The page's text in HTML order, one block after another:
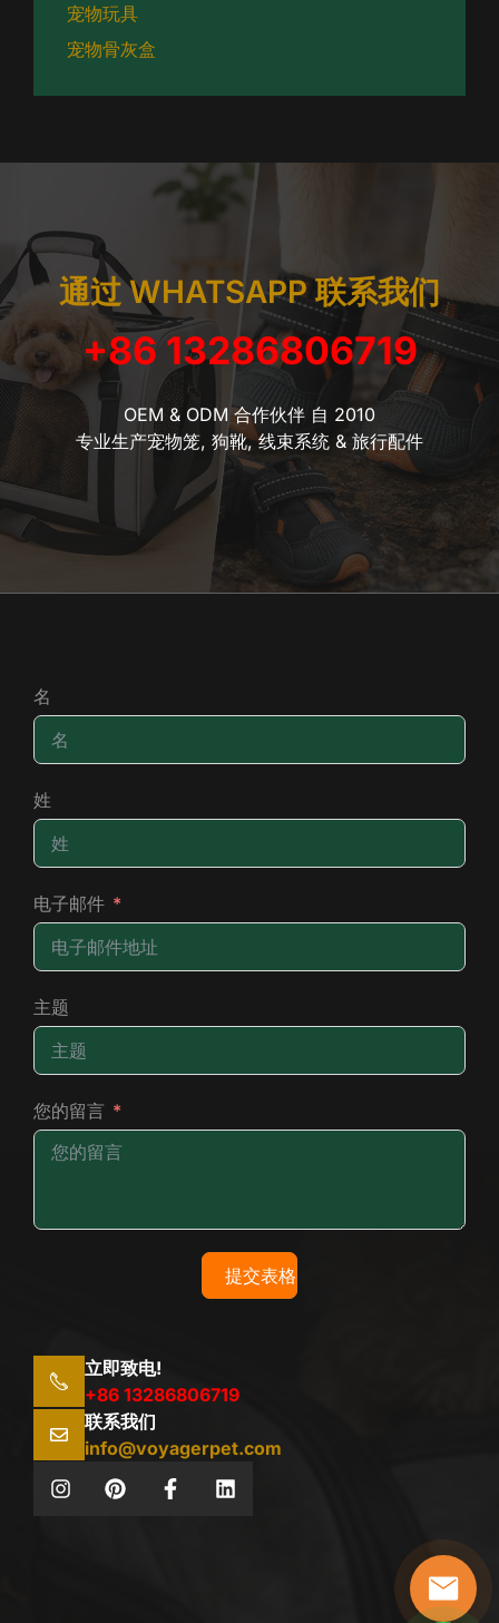
宠物玩具
宠物骨灰盒
通过 WHATSAPP 联系我们
+86 13286806719
OEM & ODM 合作伙伴 自 2010
专业生产宠物笼, 狗靴, 线束系统 & 旅行配件
名
姓
电子邮件
主题
您的留言
提交表格
立即致电!
+86 13286806719
联系我们
info@voyagerpet.com